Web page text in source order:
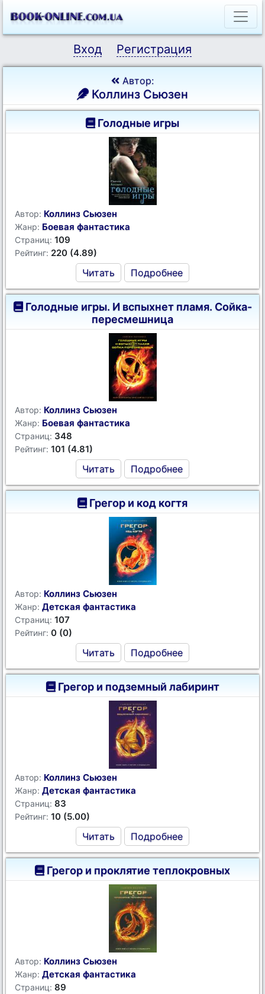
Вход Регистрация
Автор:
Коллинз Сьюзен
Голодные игры
Автор: Коллинз Сьюзен
Жанр: Боевая фантастика
Страниц: 109
Рейтинг: 220 (4.89)
Читать Подробнее
Голодные игры. И вспыхнет пламя. Сойка-
пересмешница
Автор: Коллинз Сьюзен
Жанр: Боевая фантастика
Страниц: 348
Рейтинг: 101 (4.81)
Читать Подробнее
Грегор и код когтя
Автор: Коллинз Сьюзен
Жанр: Детская фантастика
Страниц: 107
Рейтинг: 0 (0)
Читать Подробнее
Грегор и подземный лабиринт
Автор: Коллинз Сьюзен
Жанр: Детская фантастика
Страниц: 83
Рейтинг: 10 (5.00)
Читать Подробнее
Грегор и проклятие теплокровных
Автор: Коллинз Сьюзен
Жанр: Детская фантастика
Страниц: 89